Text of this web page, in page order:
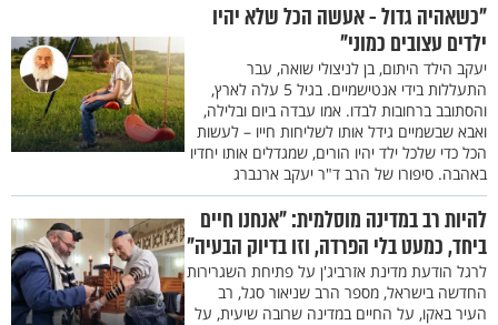
"כשאהיה גדול - אעשה הכל שלא יהיו
ילדים עצובים כמוני"
יעקב הילד היתום, בן לניצולי שואה, עבר
התעללות בידי אנטישמיים. בגיל 5 עלה לארץ,
והסתובב ברחובות לבדו. אמו עבדה ביום ובלילה,
ואבא שבשמיים גידל אותו לשליחות חייו – לעשות
הכל כדי שלכל ילד יהיו הורים, שמגדלים אותו יחדיו
באהבה. סיפורו של הרב ד"ר יעקב ארנברג
להיות רב במדינה מוסלמית: "אנחנו חיים
ביחד, כמעט בלי הפרדה, וזו בדיוק הבעיה"
לרגל הודעת מדינת אזרביג'ן על פתיחת השגרירות
החדשה בישראל, מספר הרב שניאור סגל, רב
העיר באקו, על החיים במדינה שרובה שיעית, על